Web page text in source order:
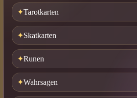
Tarotkarten
Skatkarten
Runen
Wahrsagen